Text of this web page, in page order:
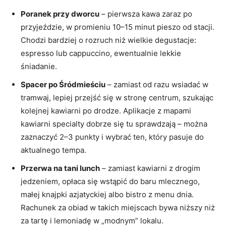
Poranek przy dworcu – pierwsza kawa zaraz po
przyjeździe, w promieniu 10–15 minut pieszo od stacji.
Chodzi bardziej o rozruch niż wielkie degustacje:
espresso lub cappuccino, ewentualnie lekkie
śniadanie.
Spacer po Śródmieściu – zamiast od razu wsiadać w
tramwaj, lepiej przejść się w stronę centrum, szukając
kolejnej kawiarni po drodze. Aplikacje z mapami
kawiarni specialty dobrze się tu sprawdzają – można
zaznaczyć 2–3 punkty i wybrać ten, który pasuje do
aktualnego tempa.
Przerwa na tani lunch – zamiast kawiarni z drogim
jedzeniem, opłaca się wstąpić do baru mlecznego,
małej knajpki azjatyckiej albo bistro z menu dnia.
Rachunek za obiad w takich miejscach bywa niższy niż
za tartę i lemoniadę w „modnym” lokalu.